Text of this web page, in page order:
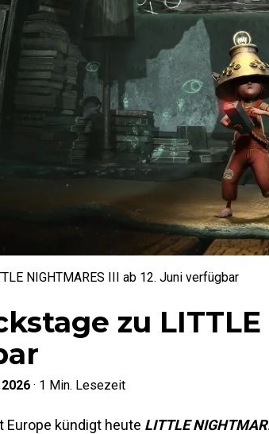
NIGHTMARES III ab 12. Juni verfügbar
zu LITTLE
· 1 Min. Lesezeit
Europe kündigt heute LITTLE